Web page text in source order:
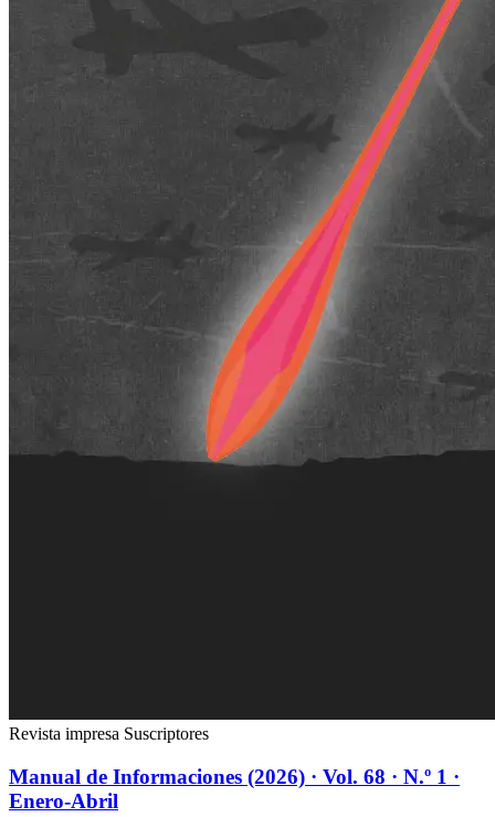
Revista impresa Suscriptores
Manual de Informaciones (2026) · Vol. 68 · N.º 1 ·
Enero-Abril